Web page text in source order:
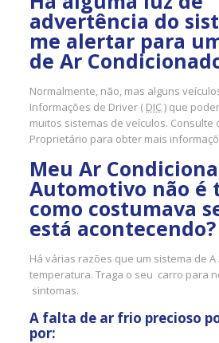
advertência do
me alertar para
de Ar
Normalmente, não, mas alguns
Informações de Driver ( DIC) que
muitos sistemas de veículos. Consulte
Proprietário para obter mais
Meu Ar
Automotivo não é
como costumava
está acontecendo?
Há várias razões que um sistema de
temperatura. Traga o seu carro para
sintomas.
A falta de ar frio precioso
por: